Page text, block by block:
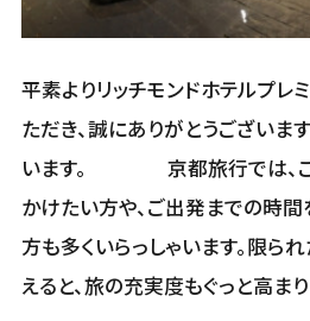
平素よりリッチモンドホテルプ
ただき、誠にありがとうございま
います。 京都旅行では、ご
かけたい方や、ご出発までの時
方も多くいらっしゃいます。限ら
えると、旅の充実度もぐっと高まり